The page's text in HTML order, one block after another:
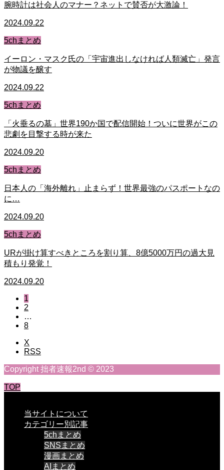
腕時計は社会人のマナー？ネットで賛否が大激論！
2024.09.22
5chまとめ
イーロン・マスク氏の「宇宙進出しなければ人類滅亡」発言
が物議を醸す
2024.09.22
5chまとめ
「火垂るの墓」世界190か国で配信開始！ついに世界がこの
悲劇を目撃する時が来た
2024.09.20
5chまとめ
日本人の「海外離れ」止まらず！世界最強のパスポートなの
に…
2024.09.20
5chまとめ
URが掛け算すべきところを割り算、8億5000万円の過大見
積もり発覚！
2024.09.20
1
2
…
8
X
RSS
Copyright 拙者速報2nd © 2023
TOP
当サイトについて
カテゴリー別記事
5chまとめ
SNSまとめ
漫画まとめ
AIまとめ